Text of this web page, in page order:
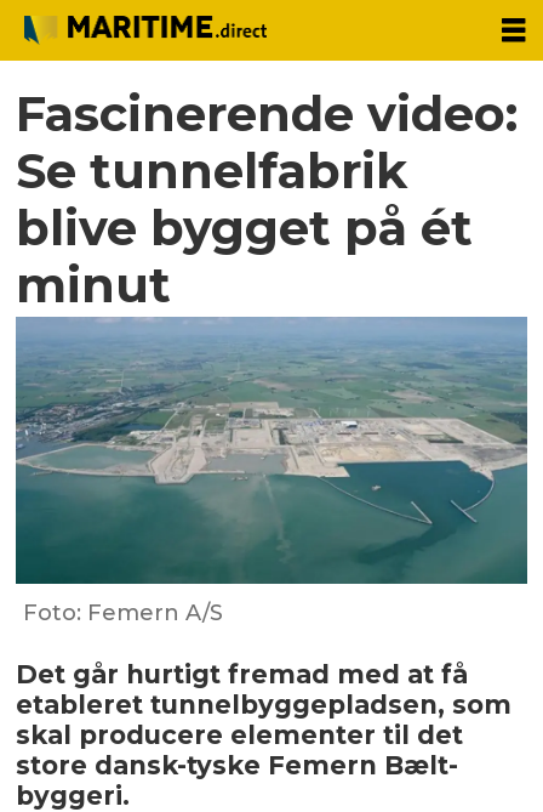
Fascinerende video:
Se tunnelfabrik
blive bygget på ét
minut
Foto: Femern A/S
Det går hurtigt fremad med at få
etableret tunnelbyggepladsen, som
skal producere elementer til det
store dansk-tyske Femern Bælt-
byggeri.